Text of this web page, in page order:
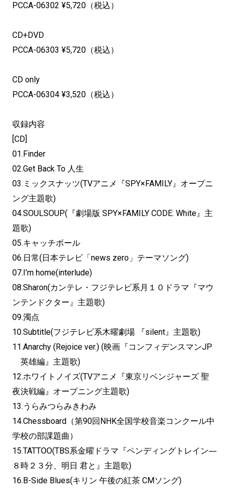
PCCA-06302 ¥5,720（税込）
CD+DVD
PCCA-06303 ¥5,720（税込）
CD only
PCCA-06304 ¥3,520（税込）
収録内容
[CD]
01.Finder
02.Get Back To 人生
03.ミックスナッツ(TVアニメ『SPY×FAMILY』オープニ
ング主題歌)
04.SOULSOUP(『劇場版 SPY×FAMILY CODE: White』主
題歌)
05.キャッチボール
06.日常(日本テレビ「news zero」テーマソング)
07.I’m home(interlude)
08.Sharon(カンテレ・フジテレビ系月１０ドラマ『マウ
ンテンドクター』主題歌)
09.濁点
10.Subtitle(フジテレビ系木曜劇場 『silent』主題歌)
11.Anarchy (Rejoice ver.) (映画『コンフィデンスマンJP
英雄編』主題歌)
12.ホワイトノイズ(TVアニメ『東京リベンジャーズ 聖
夜決戦編』オープニング主題歌)
13.うらみつらみきわみ
14.Chessboard（第90回NHK全国学校音楽コンクール中
学校の部課題曲）
15.TATTOO(TBS系金曜ドラマ『ペンディングトレイン―
８時２３分、明日 君と』主題歌)
16.B-Side Blues(キリン 午後の紅茶 CMソング)